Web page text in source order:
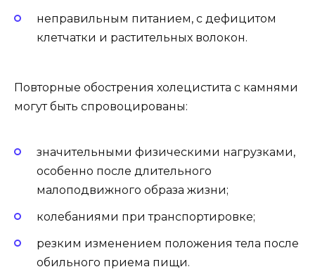
неправильным питанием, с дефицитом
клетчатки и растительных волокон.
Повторные обострения холецистита с камнями
могут быть спровоцированы:
значительными физическими нагрузками,
особенно после длительного
малоподвижного образа жизни;
колебаниями при транспортировке;
резким изменением положения тела после
обильного приема пищи.